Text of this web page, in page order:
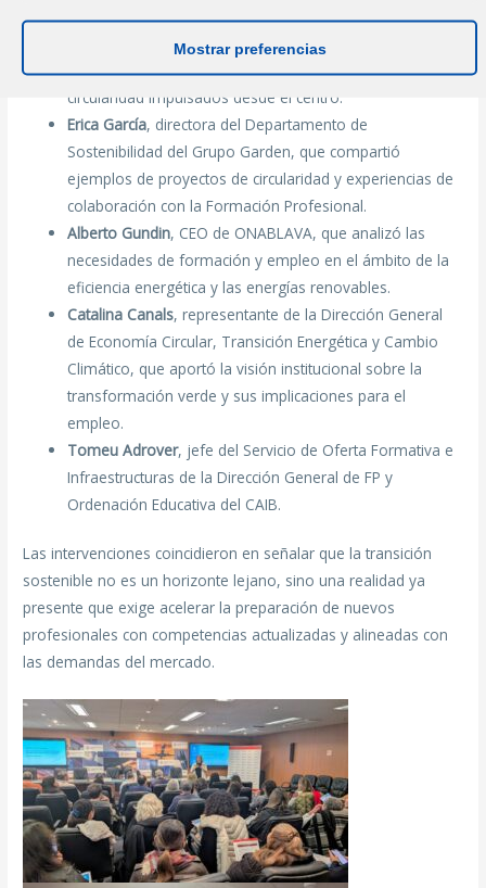
Manel Aragonés, director del CIFP Juníper Serra, que
detalló las iniciativas de formación en sostenibilidad
dentro de la nueva FP dual y los proyectos de
circularidad impulsados desde el centro.
Erica García, directora del Departamento de
Sostenibilidad del Grupo Garden, que compartió
ejemplos de proyectos de circularidad y experiencias de
colaboración con la Formación Profesional.
Alberto Gundin, CEO de ONABLAVA, que analizó las
necesidades de formación y empleo en el ámbito de la
eficiencia energética y las energías renovables.
Catalina Canals, representante de la Dirección General
de Economía Circular, Transición Energética y Cambio
Climático, que aportó la visión institucional sobre la
transformación verde y sus implicaciones para el
empleo.
Tomeu Adrover, jefe del Servicio de Oferta Formativa e
Infraestructuras de la Dirección General de FP y
Ordenación Educativa del CAIB.
Las intervenciones coincidieron en señalar que la transición
sostenible no es un horizonte lejano, sino una realidad ya
presente que exige acelerar la preparación de nuevos
profesionales con competencias actualizadas y alineadas con
las demandas del mercado.
Mostrar preferencias